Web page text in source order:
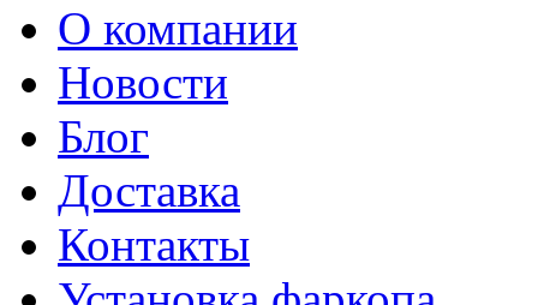
О компании
Новости
Блог
Доставка
Контакты